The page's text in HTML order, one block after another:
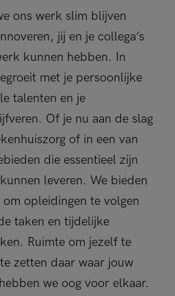
ons werk slim blijven
jij en je collega’s
kunnen hebben. In
met je persoonlijke
talenten en je
Of je nu aan de slag
of in een van
die essentieel zijn
leveren. We bieden
opleidingen te volgen
taken en tijdelijke
Ruimte om jezelf te
zetten daar waar jouw
we oog voor elkaar.